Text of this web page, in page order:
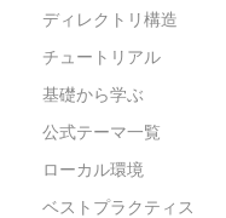
ディレクトリ構造
チュートリアル
基礎から学ぶ
公式テーマ一覧
ローカル環境
ベストプラクティス